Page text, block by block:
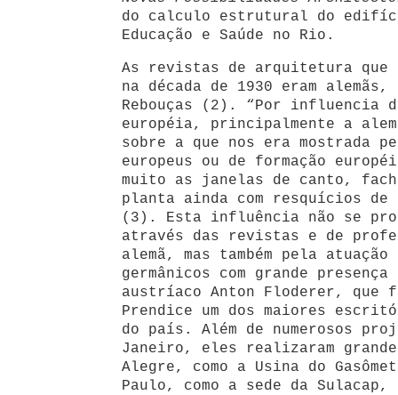
do calculo estrutural do
Educação e Saúde no Rio.
As revistas de arquitetura que
na década de 1930 eram alemãs,
Rebouças (2). “Por influencia
européia, principalmente a
sobre a que nos era mostrada
europeus ou de formação
muito as janelas de canto,
planta ainda com resquícios
(3). Esta influência não se
através das revistas e de
alemã, mas também pela
germânicos com grande presença
austríaco Anton Floderer, que
Prendice um dos maiores
do país. Além de numerosos
Janeiro, eles realizaram
Alegre, como a Usina do
Paulo, como a sede da